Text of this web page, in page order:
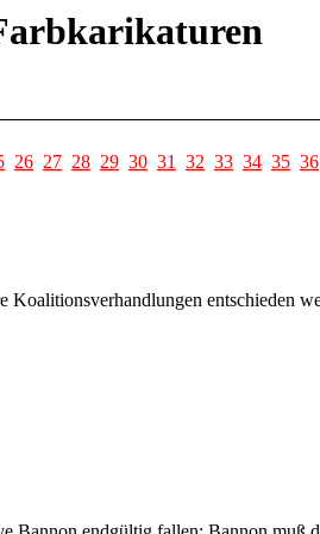
26 27 28 29 30 31 32 33 34 35 36
entschieden